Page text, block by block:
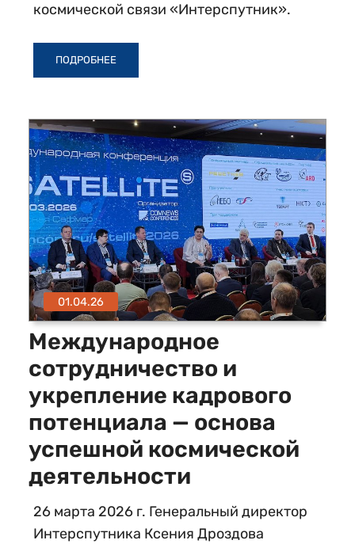
космической связи «Интерспутник».
ПОДРОБНЕЕ
01.04.26
Международное
сотрудничество и
укрепление кадрового
потенциала — основа
успешной космической
деятельности
26 марта 2026 г. Генеральный директор
Интерспутника Ксения Дроздова